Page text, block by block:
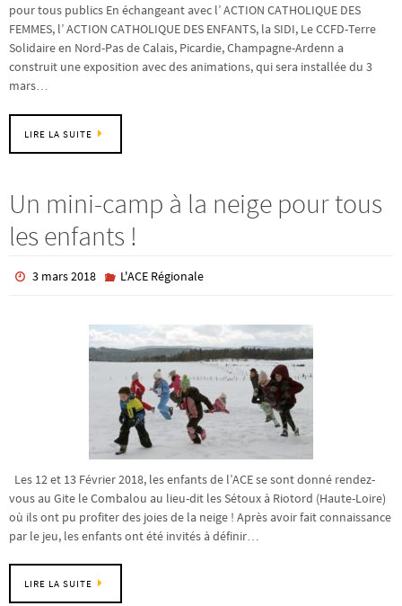
pour tous publics En échangeant avec l’ ACTION CATHOLIQUE DES
FEMMES, l’ ACTION CATHOLIQUE DES ENFANTS, la SIDI, Le CCFD-Terre
Solidaire en Nord-Pas de Calais, Picardie, Champagne-Ardenn a
construit une exposition avec des animations, qui sera installée du 3
mars…
LIRE LA SUITE
Un mini-camp à la neige pour tous
les enfants !
3 mars 2018 L'ACE Régionale
Les 12 et 13 Février 2018, les enfants de l’ACE se sont donné rendez-
vous au Gite le Combalou au lieu-dit les Sétoux à Riotord (Haute-Loire)
où ils ont pu profiter des joies de la neige ! Après avoir fait connaissance
par le jeu, les enfants ont été invités à définir…
LIRE LA SUITE